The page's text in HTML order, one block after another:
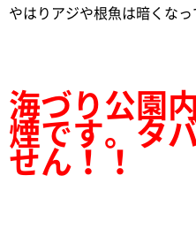
やはりアジや根魚は暗くな
海づり公園
煙です。タ
せん！！